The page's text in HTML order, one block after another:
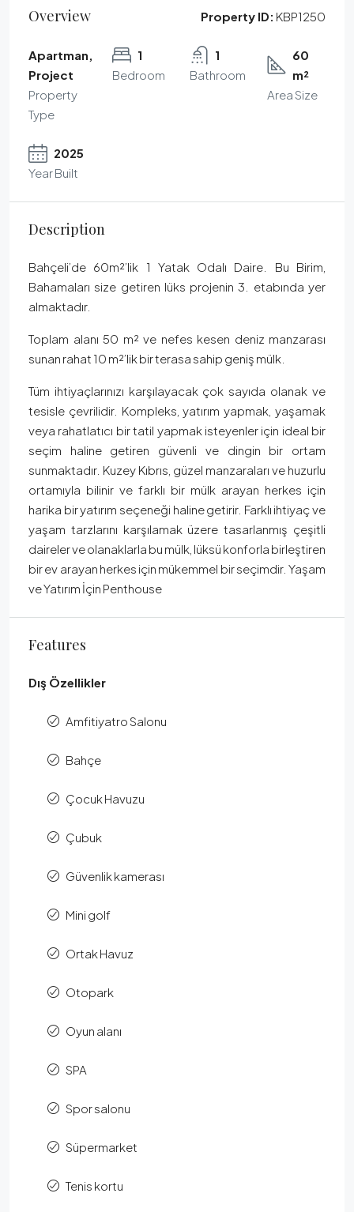
Overview Property ID: KBP1250
Apartman,
Project
Property
Type
1
Bedroom
1
Bathroom
60
m²
Area Size
2025
Year Built
Description
Bahçeli’de 60m²’lik 1 Yatak Odalı Daire. Bu Birim,
Bahamaları size getiren lüks projenin 3. etabında yer
almaktadır.
Toplam alanı 50 m² ve ​​nefes kesen deniz manzarası
sunan rahat 10 m²’lik bir terasa sahip geniş mülk.
Tüm ihtiyaçlarınızı karşılayacak çok sayıda olanak ve
tesisle çevrilidir. Kompleks, yatırım yapmak, yaşamak
veya rahatlatıcı bir tatil yapmak isteyenler için ideal bir
seçim haline getiren güvenli ve dingin bir ortam
sunmaktadır. Kuzey Kıbrıs, güzel manzaraları ve huzurlu
ortamıyla bilinir ve farklı bir mülk arayan herkes için
harika bir yatırım seçeneği haline getirir. Farklı ihtiyaç ve
yaşam tarzlarını karşılamak üzere tasarlanmış çeşitli
daireler ve olanaklarla bu mülk, lüksü konforla birleştiren
bir ev arayan herkes için mükemmel bir seçimdir. Yaşam
ve Yatırım İçin Penthouse
Features
Dış Özellikler
Amfitiyatro Salonu
Bahçe
Çocuk Havuzu
Çubuk
Güvenlik kamerası
Mini golf
Ortak Havuz
Otopark
Oyun alanı
SPA
Spor salonu
Süpermarket
Tenis kortu